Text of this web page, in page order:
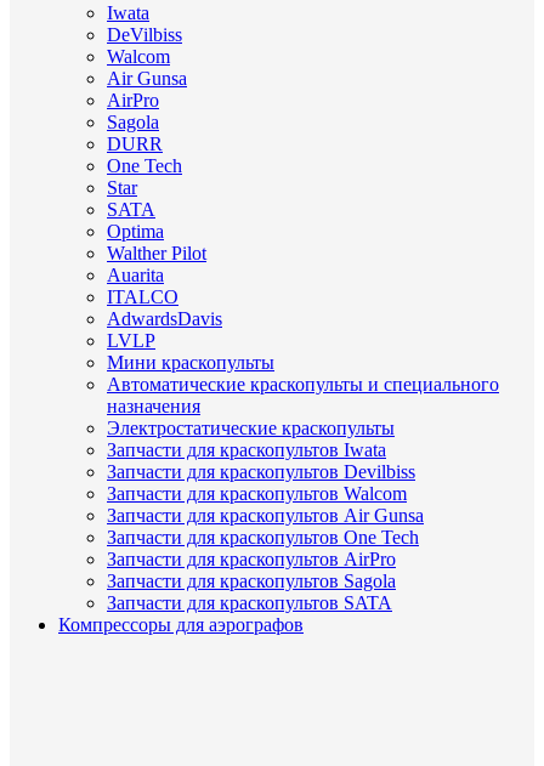
Iwata
DeVilbiss
Walcom
Air Gunsa
AirPro
Sagola
DURR
One Tech
Star
SATA
Optima
Walther Pilot
Auarita
ITALCO
AdwardsDavis
LVLP
Мини краскопульты
Автоматические краскопульты и специального
назначения
Электростатические краскопульты
Запчасти для краскопультов Iwata
Запчасти для краскопультов Devilbiss
Запчасти для краскопультов Walcom
Запчасти для краскопультов Air Gunsa
Запчасти для краскопультов One Tech
Запчасти для краскопультов AirPro
Запчасти для краскопультов Sagola
Запчасти для краскопультов SATA
Компрессоры для аэрографов